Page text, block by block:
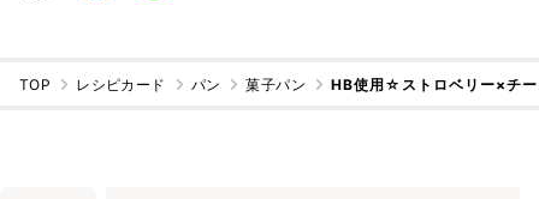
TOP レシピカード パン 菓子パン HB使用☆ストロベリー×チ